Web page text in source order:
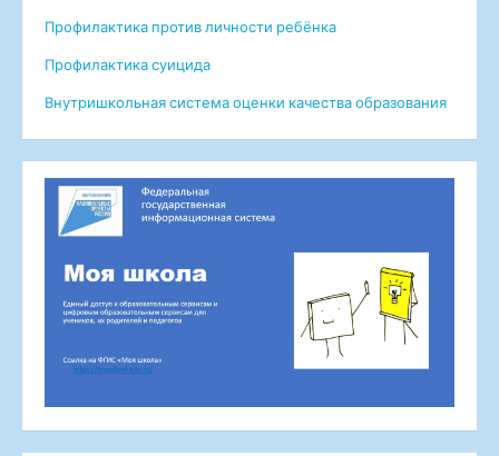
Профилактика против личности ребёнка
Профилактика суицида
Внутришкольная система оценки качества образования